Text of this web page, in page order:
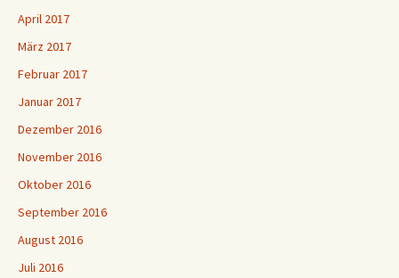
April 2017
März 2017
Februar 2017
Januar 2017
Dezember 2016
November 2016
Oktober 2016
September 2016
August 2016
Juli 2016